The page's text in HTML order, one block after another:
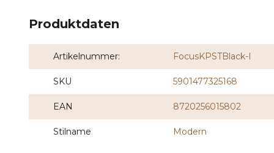
Produktdaten
Artikelnummer: FocusKPSTBlack-I
SKU 5901477325168
EAN 8720256015802
Stilname Modern